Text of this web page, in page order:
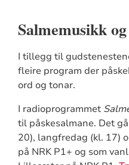
Salmemusikk
I tillegg til
fleire program der
ord og tonar.
I radioprogrammet
til påskesalmane. Det
20), langfredag (kl. 17)
på NRK P1+ og som